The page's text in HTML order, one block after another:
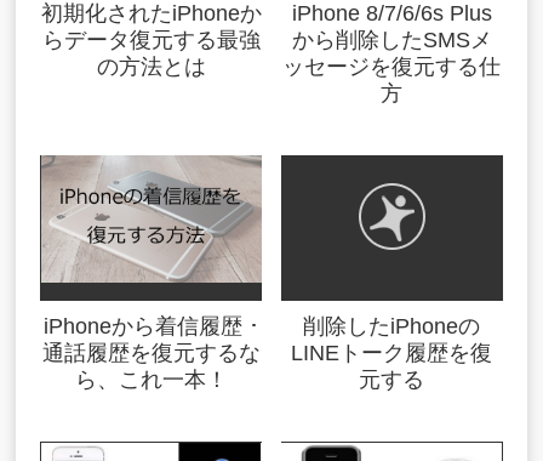
初期化されたiPhoneか
らデータ復元する最強
の方法とは
iPhone 8/7/6/6s Plus
から削除したSMSメ
ッセージを復元する仕
方
iPhoneから着信履歴 ･
通話履歴を復元するな
ら、これ一本！
削除したiPhoneの
LINEトーク履歴を復
元する